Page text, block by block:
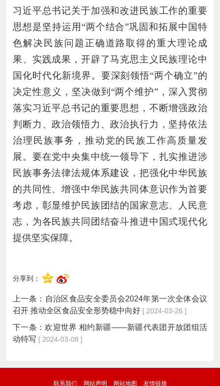
习近平总书记关于加强和改进民族工作的重要
思想是坚持运用“两个结合”巩固和拓展中国特
色解决民族问题正确道路取得的重大理论成
果、实践成果，开辟了马克思主义民族理论中
国化时代化新境界。要深刻领悟“两个确立”的
决定性意义，坚决做到“两个维护”，深入贯彻
落实习近平总书记的重要思想，不断增强政治
判断力、政治领悟力、政治执行力，坚持依法
治理民族事务，推动党的民族工作高质量发
展。要在党中央集中统一领导下，扎实推进涉
民族事务法律法规体系建设，把强化中华民族
的共同性、增强中华民族共同体意识作为首要
考虑，彰显维护民族团结的国家意志、人民意
志，为各民族共同团结奋斗推进中国式现代化
提供坚实保障。
分享到：
上一条： 自治区食品安全委员会2024年第一次全体会议
召开 推动全区食品安全形势稳中向好 [ 2024-03-26 ]
下一条：欢迎世界 相约新疆——新疆代表团开放团组活
动特写 [ 2024-03-08 ]
联系我们 网站声明 网站地图 友情链接